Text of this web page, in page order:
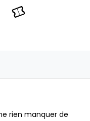
rien manquer de